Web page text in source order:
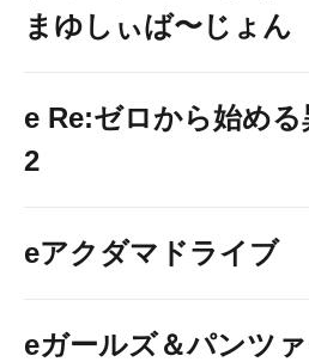
まゆしぃば〜じょん
e Re:ゼロから始め
2
eアクダマドライブ
eガールズ＆パンツ